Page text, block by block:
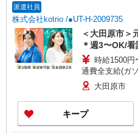
派遣社員
株式会社kotrio /●UT-H-2009735
＜大田原市＞
＊週3〜OK/看
時給1500
通費全支給(ガ
大田原市
キープ